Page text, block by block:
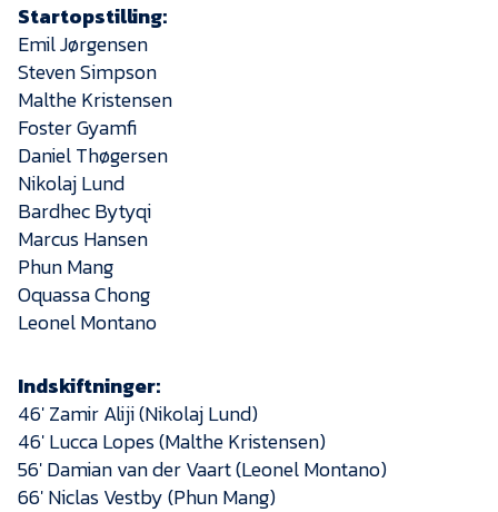
Startopstilling:
Emil Jørgensen
Steven Simpson
Malthe Kristensen
Foster Gyamfi
Daniel Thøgersen
Nikolaj Lund
Bardhec Bytyqi
Marcus Hansen
Phun Mang
Oquassa Chong
Leonel Montano
Indskiftninger:
46′ Zamir Aliji (Nikolaj Lund)
46′ Lucca Lopes (Malthe Kristensen)
56′ Damian van der Vaart (Leonel Montano)
66′ Niclas Vestby (Phun Mang)